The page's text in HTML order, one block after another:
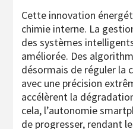
Cette innovation
chimie interne. La
des systèmes
améliorée. Des
désormais de réguler la
avec une précision
accélèrent la
cela, l’autonomie
de progresser, rendant